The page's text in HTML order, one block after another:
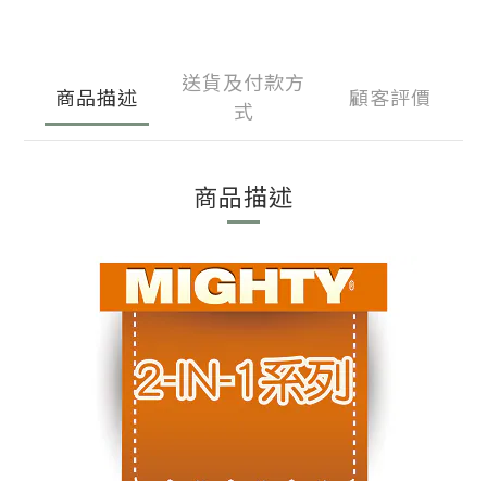
商品描述
送貨及付款方
式
顧客評價
商品描述